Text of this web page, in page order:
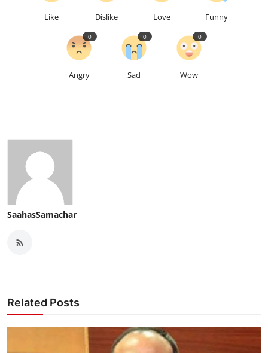
Like Dislike Love Funny
Angry
0
Sad
0
Wow
0
SaahasSamachar
Related Posts